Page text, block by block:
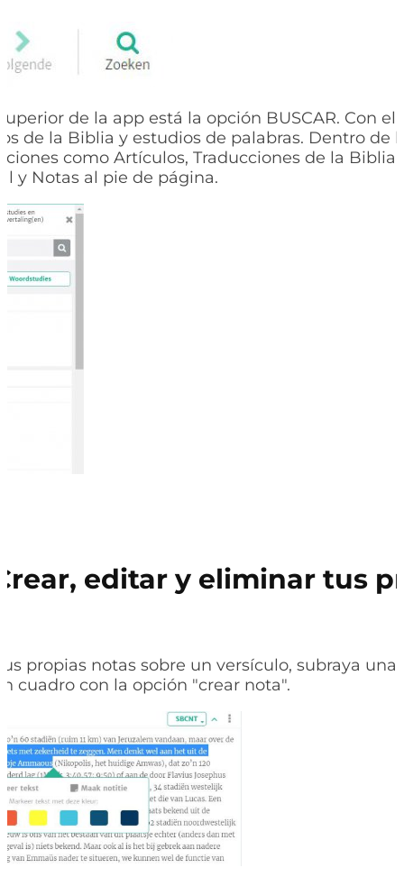
de la app está la opción BUSCAR. Con
de la Biblia y estudios de palabras. Dentro de
como Artículos, Traducciones de la
y Notas al pie de página.
editar y eliminar tus
propias notas sobre un versículo, subraya una
cuadro con la opción "crear nota".